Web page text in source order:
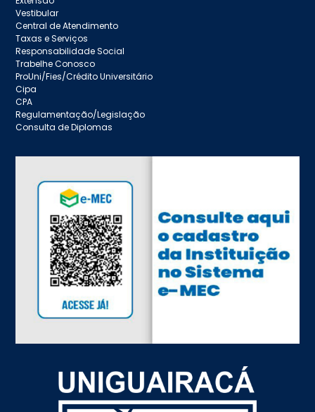
Vestibular
Central de Atendimento
Taxas e Serviços
Responsabilidade Social
Trabelhe Conosco
ProUni/Fies/Crédito Universitário
Cipa
CPA
Regulamentação/Legislação
Consulta de Diplomas